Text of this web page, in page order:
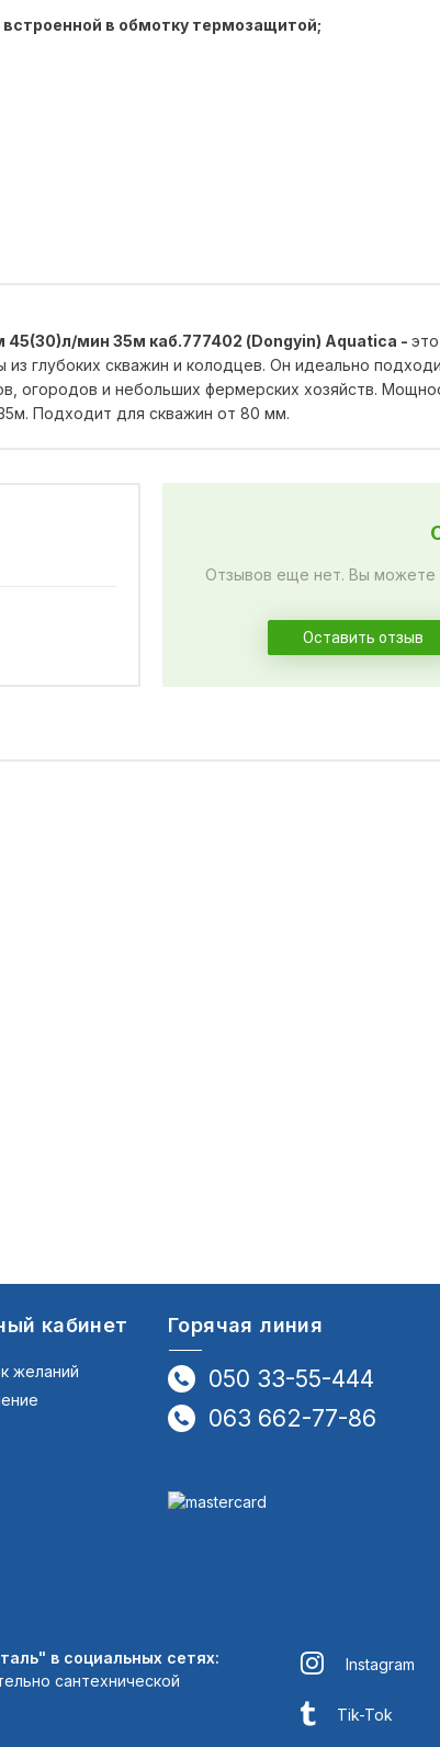
в обмотку термозащитой;
мин 35м каб.777402 (Dongyin) Aquatica -
глубоких скважин и колодцев. Он идеально
огородов и небольших фермерских хозяйств.
Подходит для скважин от 80 мм.
Отзывов еще нет. Вы можете
Оставить отзыв
кабинет
желаний
Горячая линия
050 33-55-444
063 662-77-86
в социальных сетях:
сантехнической
Instagram
Tik-Tok